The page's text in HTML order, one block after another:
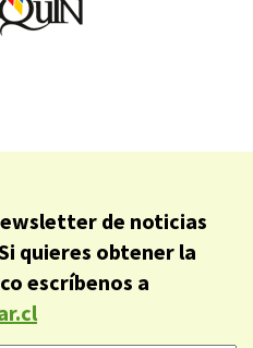
de noticias
quieres obtener la
escríbenos a